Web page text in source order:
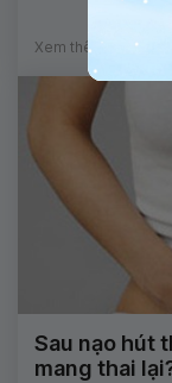
Xem thêm
Sau nạo hút
mang thai